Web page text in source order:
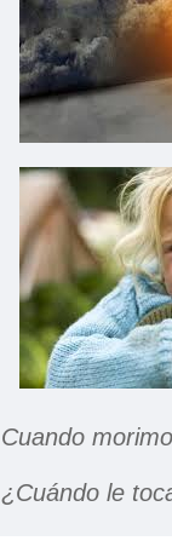
Cuando
¿Cuándo le